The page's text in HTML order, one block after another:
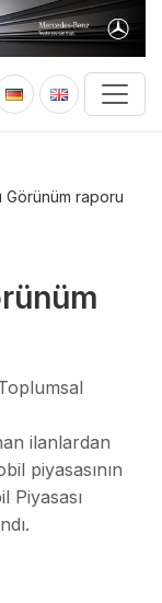
Görünüm raporu
ilanlardan
piyasasının
Piyasası